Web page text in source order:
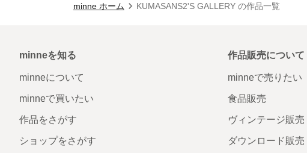
minne ホーム KUMASANS2'S GALLERY の作品一覧
minneを知る
minneについて
minneで買いたい
作品をさがす
ショップをさがす
作品販売について
minneで売りたい
食品販売
ヴィンテージ販売
ダウンロード販売